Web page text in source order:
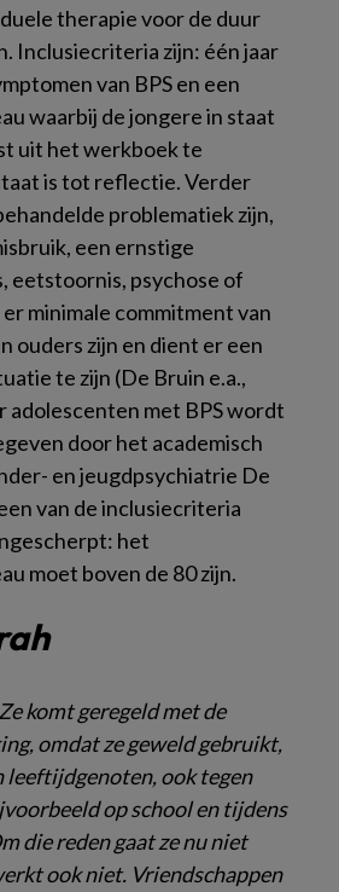
therapie voor de duur
Inclusiecriteria zijn: één jaar
van BPS en een
waarbij de jongere in staat
uit het werkboek te
is tot reflectie. Verder
problematiek zijn,
een ernstige
eetstoornis, psychose of
minimale commitment van
ouders zijn en dient er een
te zijn (De Bruin e.a.,
adolescenten met BPS wordt
door het academisch
en jeugdpsychiatrie De
van de inclusiecriteria
het
moet boven de 80 zijn.
komt geregeld met de
omdat ze geweld gebruikt,
leeftijdgenoten, ook tegen
op school en tijdens
die reden gaat ze nu niet
ook niet. Vriendschappen